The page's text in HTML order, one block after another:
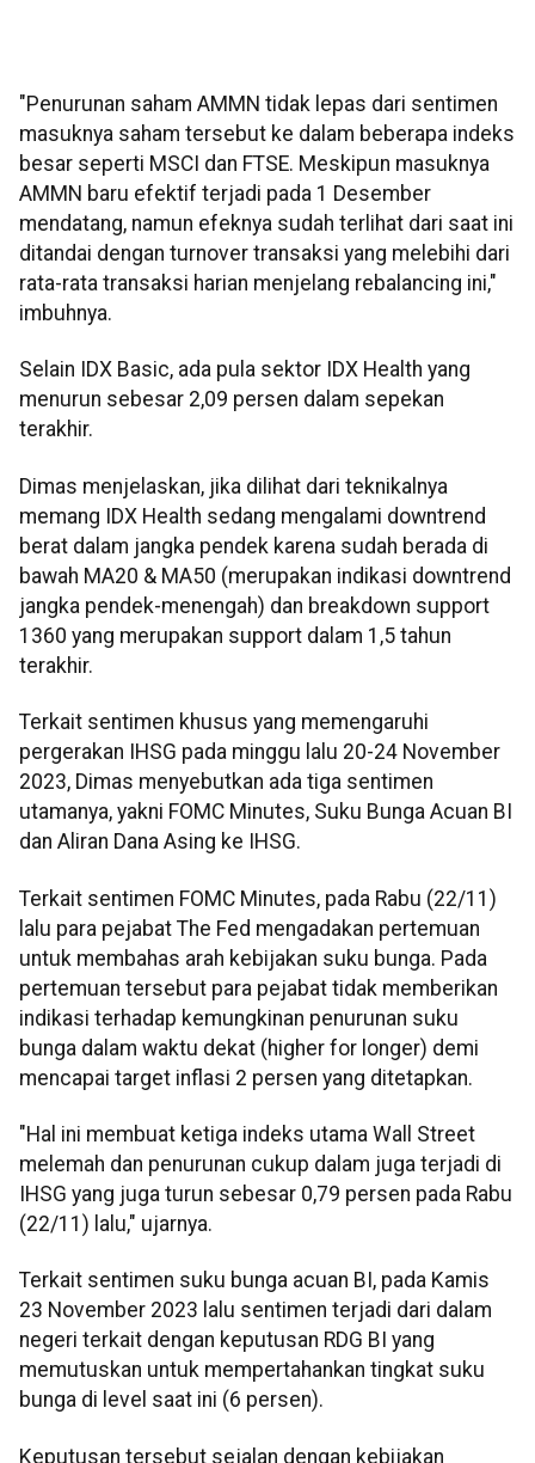
"Penurunan saham AMMN tidak lepas dari sentimen
masuknya saham tersebut ke dalam beberapa indeks
besar seperti MSCI dan FTSE. Meskipun masuknya
AMMN baru efektif terjadi pada 1 Desember
mendatang, namun efeknya sudah terlihat dari saat ini
ditandai dengan turnover transaksi yang melebihi dari
rata-rata transaksi harian menjelang rebalancing ini,"
imbuhnya.
Selain IDX Basic, ada pula sektor IDX Health yang
menurun sebesar 2,09 persen dalam sepekan
terakhir.
Dimas menjelaskan, jika dilihat dari teknikalnya
memang IDX Health sedang mengalami downtrend
berat dalam jangka pendek karena sudah berada di
bawah MA20 & MA50 (merupakan indikasi downtrend
jangka pendek-menengah) dan breakdown support
1360 yang merupakan support dalam 1,5 tahun
terakhir.
Terkait sentimen khusus yang memengaruhi
pergerakan IHSG pada minggu lalu 20-24 November
2023, Dimas menyebutkan ada tiga sentimen
utamanya, yakni FOMC Minutes, Suku Bunga Acuan BI
dan Aliran Dana Asing ke IHSG.
Terkait sentimen FOMC Minutes, pada Rabu (22/11)
lalu para pejabat The Fed mengadakan pertemuan
untuk membahas arah kebijakan suku bunga. Pada
pertemuan tersebut para pejabat tidak memberikan
indikasi terhadap kemungkinan penurunan suku
bunga dalam waktu dekat (higher for longer) demi
mencapai target inflasi 2 persen yang ditetapkan.
"Hal ini membuat ketiga indeks utama Wall Street
melemah dan penurunan cukup dalam juga terjadi di
IHSG yang juga turun sebesar 0,79 persen pada Rabu
(22/11) lalu," ujarnya.
Terkait sentimen suku bunga acuan BI, pada Kamis
23 November 2023 lalu sentimen terjadi dari dalam
negeri terkait dengan keputusan RDG BI yang
memutuskan untuk mempertahankan tingkat suku
bunga di level saat ini (6 persen).
Keputusan tersebut sejalan dengan kebijakan